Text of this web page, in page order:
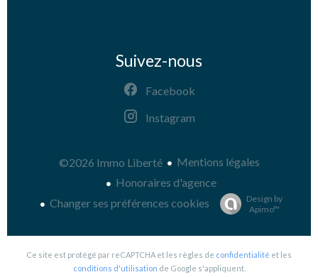
Suivez-nous
Facebook
Instagram
©2026 Immo Liberté
Mentions légales
Honoraires d'agence
Changer ses préférences cookies
Design by
Apimo™
Ce site est protégé par reCAPTCHA et les règles de confidentialité et les
conditions d'utilisation de Google s'appliquent.